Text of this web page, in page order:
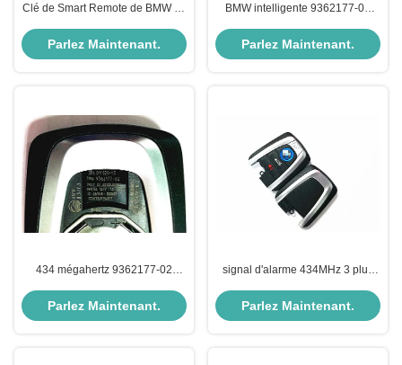
Clé de Smart Remote de BMW de
plastique pour YG0HUF 5662
Parlez Maintenant.
BMW intelligente 9362177-01
de voiture de BMW
Parlez Maintenant.
434 mégahertz 9362177-02
clé 2017 de voiture de BMW
Parlez Maintenant.
signal d'alarme 434MHz 3 plus
2013DJ5983 pour la clé de
voiture de BMW
Parlez Maintenant.